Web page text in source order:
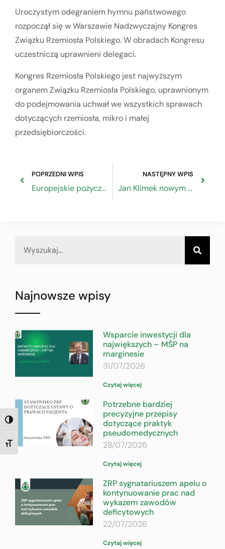
TOGGLE HIGH CONTRAST
TOGGLE FONT SIZE
Uroczystym odegraniem hymnu państwowego
rozpoczął się w Warszawie Nadzwyczajny Kongres
Związku Rzemiosła Polskiego. W obradach Kongresu
uczestniczą uprawnieni delegaci.
Kongres Rzemiosła Polskiego jest najwyższym
organem Związku Rzemiosła Polskiego, uprawnionym
do podejmowania uchwał we wszystkich sprawach
dotyczących rzemiosła, mikro i małej
przedsiębiorczości.
POPRZEDNI WPIS
Europejskie pożyczki dla przedsiębiorców na dostępność
NASTĘPNY WPIS
Jan Klimek nowym prezesem Związku Rzemiosła Polskiego
Najnowsze wpisy
Wsparcie inwestycji dla
największych – MŚP na
marginesie
31/07/2026
Czytaj więcej
Potrzebne bardziej
precyzyjne przepisy
dotyczące praktyk
pseudomedycznych
28/07/2026
Czytaj więcej
ZRP sygnatariuszem apelu o
kontynuowanie prac nad
wykazem zawodów
deficytowych
22/07/2026
Czytaj więcej